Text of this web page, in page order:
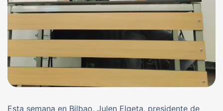
Esta semana en Bilbao, Julen Elgeta, presidente de